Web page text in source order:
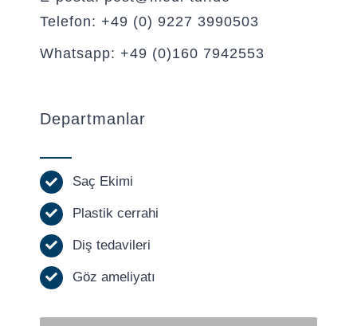
Telefon: +49 (0) 9227 3990503
Whatsapp: +49 (0)160 7942553
Departmanlar
Saç Ekimi
Plastik cerrahi
Diş tedavileri
Göz ameliyatı